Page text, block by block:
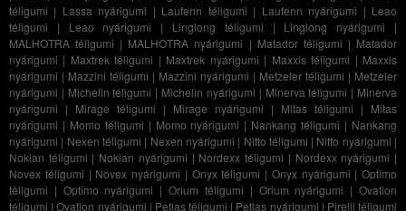
téligumi | Lassa nyárigumi | Laufenn téligumi | Laufenn nyárigumi | Leao
téligumi | Leao nyárigumi | Linglong téligumi | Linglong nyárigumi |
MALHOTRA téligumi | MALHOTRA nyárigumi | Matador téligumi | Matador
nyárigumi | Maxtrek téligumi | Maxtrek nyárigumi | Maxxis téligumi | Maxxis
nyárigumi | Mazzini téligumi | Mazzini nyárigumi | Metzeler téligumi | Metzeler
nyárigumi | Michelin téligumi | Michelin nyárigumi | Minerva téligumi | Minerva
nyárigumi | Mirage téligumi | Mirage nyárigumi | Mitas téligumi | Mitas
nyárigumi | Momo téligumi | Momo nyárigumi | Nankang téligumi | Nankang
nyárigumi | Nexen téligumi | Nexen nyárigumi | Nitto téligumi | Nitto nyárigumi |
Nokian téligumi | Nokian nyárigumi | Nordexx téligumi | Nordexx nyárigumi |
Novex téligumi | Novex nyárigumi | Onyx téligumi | Onyx nyárigumi | Optimo
téligumi | Optimo nyárigumi |Orium téligumi | Orium nyárigumi |Ovation
téligumi |Ovation nyárigumi | Petlas téligumi | Petlas nyárigumi | Pirelli téligumi